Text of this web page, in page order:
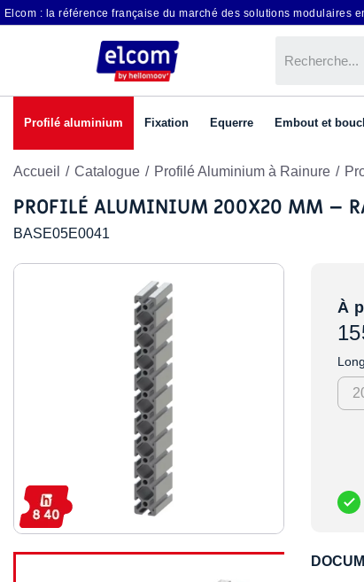
Elcom : la référence française du marché des solutions modulaires
Profilé aluminium Fixation Equerre Embout et
Accueil Catalogue Profilé Aluminium à Rainure
PROFILÉ ALUMINIUM 200X20 MM –
BASE05E0041
À
